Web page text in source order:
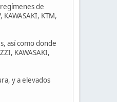
de
KTM,
así como donde
KAWASAKI,
y a elevados